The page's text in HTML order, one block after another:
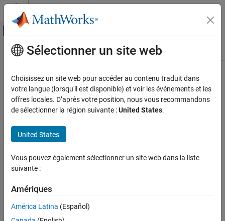
Passer au contenu
Activer/désactiver l'affichage du menu
Ressource
Contenu principal
Sélectionner un site web
Choisissez un site web pour accéder au contenu traduit dans
votre langue (lorsqu'il est disponible) et voir les événements et les
offres locales. D’après votre position, nous vous recommandons
de sélectionner la région suivante :United States.
United States
Vous pouvez également sélectionner un site web dans la liste
suivante :
Amériques
América Latina (Español)